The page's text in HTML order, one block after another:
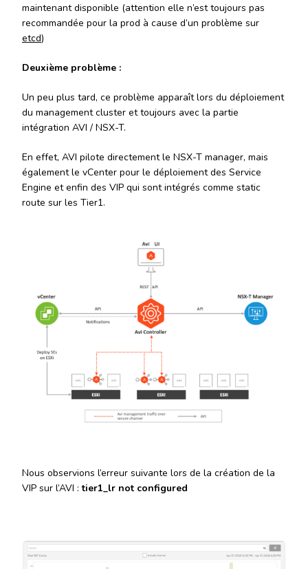
maintenant disponible (attention elle n’est toujours pas
recommandée pour la prod à cause d’un problème sur
etcd)
Deuxième problème :
Un peu plus tard, ce problème apparaît lors du déploiement
du management cluster et toujours avec la partie
intégration AVI / NSX-T.
En effet, AVI pilote directement le NSX-T manager, mais
également le vCenter pour le déploiement des Service
Engine et enfin des VIP qui sont intégrés comme static
route sur les Tier1.
Nous observions l’erreur suivante lors de la création de la
VIP sur l’AVI :tier1_lr not configured